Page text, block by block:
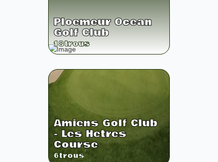
Ploemeur Ocean
Golf Club
18trous
Amiens Golf Club
- Les Hetres
Course
6trous